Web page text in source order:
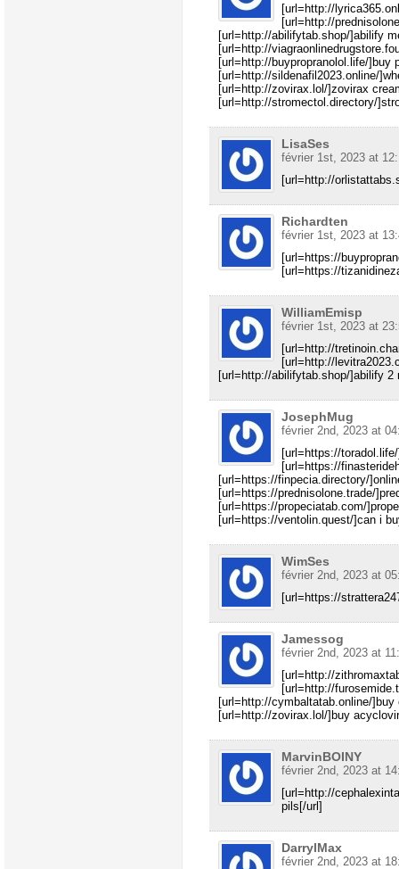
[url=http://
[url=http://
[url=http://abilifytab.shop/]abilify
[url=http://
[url=http://buypropranolol.life/]buy
[url=http://sildenafil2023.online/
[url=http://zovirax.lol/]zovirax
[url=http://stromectol.directory/
LisaSes
février 1st, 2023 at
[url=http://
Richardten
février 1st, 2023 at
[url=https://
[url=https://
WilliamEmisp
février 1st, 2023 at
[url=http://
[url=http://
[url=http://abilifytab.shop/]abilify 2
JosephMug
février 2nd, 2023 at
[url=https://
[url=https://
[url=https://finpecia.directory/
[url=https://prednisolone.trade/
[url=https://propeciatab.com/
[url=https://ventolin.quest/]can i
WimSes
février 2nd, 2023 at
[url=https://
Jamessog
février 2nd, 2023 at
[url=http://
[url=http://
[url=http://cymbaltatab.online/
[url=http://zovirax.lol/]buy
MarvinBOINY
février 2nd, 2023 at
[url=http://
pils[/url]
DarrylMax
février 2nd, 2023 at